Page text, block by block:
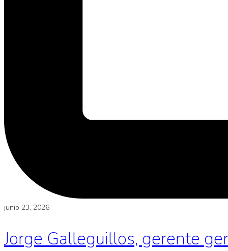
junio 23, 2026
Jorge Galleguillos, gerente